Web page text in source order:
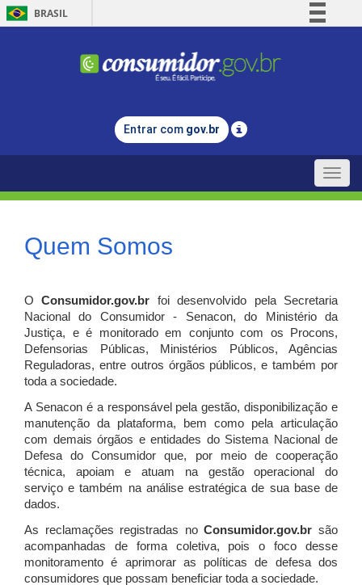
BRASIL
Comunica BR
Legislação
Entrar com gov.br
Toggle
Quem Somos
OConsumidor.gov.br
foi desenvolvido pela Secretaria
Nacional do Consumidor - Senacon, do Ministério da
Justiça, e é monitorado em conjunto com os Procons,
Defensorias Públicas, Ministérios Públicos, Agências
Reguladoras, entre outros órgãos públicos, e também por
toda a sociedade.
A Senacon é a responsável pela gestão, disponibilização e
manutenção da plataforma, bem como pela articulação
com demais órgãos e entidades do Sistema Nacional de
Defesa do Consumidor que, por meio de cooperação
técnica, apoiam e atuam na gestão operacional do
serviço e também na análise estratégica de sua base de
dados.
As reclamações registradas noConsumidor.gov.br são
acompanhadas de forma coletiva, pois o foco desse
monitoramento é aprimorar as políticas de defesa dos
consumidores que possam beneficiar toda a sociedade.